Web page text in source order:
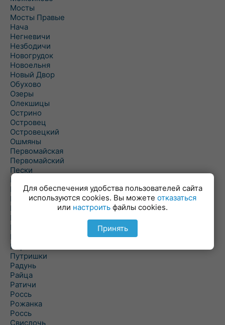
Мосты
Мосты Правые
Нача
Негневичи
Незбодичи
Новогрудок
Новоельня
Новый Двор
Обухово
Озеры
Олекшицы
Острино
Островец
Островецкий
Ошмяны
Первомайская
Первомайский
Пески
Петревичи
Погородно
Пограничный
Подлабенье
Подольцы
Подороск
Поречье
Порозово
Путришки
Радунь
Райца
Ратичи
Роcсь
Рожанка
Россь
Свислочь
Для обеспечения удобства пользователей сайта
используются cookies. Вы можете отказаться
или настроить файлы cookies.
Принять